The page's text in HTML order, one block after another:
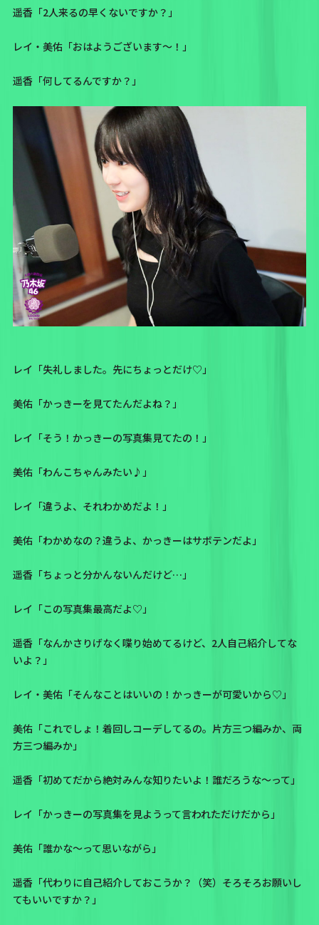
遥香「2人来るの早くないですか？」
レイ・美佑「おはようございます〜！」
遥香「何してるんですか？」
レイ「失礼しました。先にちょっとだけ♡」
美佑「かっきーを見てたんだよね？」
レイ「そう！かっきーの写真集見てたの！」
美佑「わんこちゃんみたい♪」
レイ「違うよ、それわかめだよ！」
美佑「わかめなの？違うよ、かっきーはサボテンだよ」
遥香「ちょっと分かんないんだけど…」
レイ「この写真集最高だよ♡」
遥香「なんかさりげなく喋り始めてるけど、2人自己紹介してな
いよ？」
レイ・美佑「そんなことはいいの！かっきーが可愛いから♡」
美佑「これでしょ！着回しコーデしてるの。片方三つ編みか、両
方三つ編みか」
遥香「初めてだから絶対みんな知りたいよ！誰だろうな〜って」
レイ「かっきーの写真集を見ようって言われただけだから」
美佑「誰かな〜って思いながら」
遥香「代わりに自己紹介しておこうか？（笑）そろそろお願いし
てもいいですか？」